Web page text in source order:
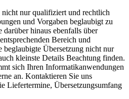
nicht nur qualifiziert und rechtlich
und Vorgaben beglaubigt zu
darüber hinaus ebenfalls über
Bereich und
beglaubigte Übersetzung nicht nur
kleinste Details Beachtung finden.
sich Ihren Informatikanwendungen
an. Kontaktieren Sie uns
Liefertermine, Übersetzungsumfang